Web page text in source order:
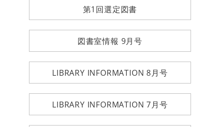
第1回選定図書
図書室情報 9月号
LIBRARY INFORMATION 8月号
LIBRARY INFORMATION 7月号